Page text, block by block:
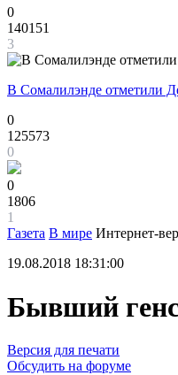
0
140151
3
В Сомалилэнде отметили
0
125573
0
0
1806
1
Газета В мире Интернет-
19.08.2018 18:31:00
Бывший
Версия для печати
Обсудить на форуме